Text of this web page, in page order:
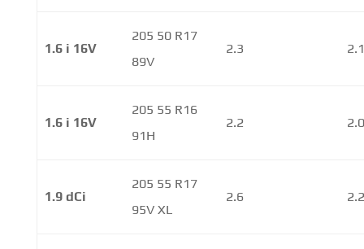
1.6 i 16V
205 50 R17
89V
2.3
1.6 i 16V
205 55 R16
91H
2.2
1.9 dCi
205 55 R17
95V XL
2.6